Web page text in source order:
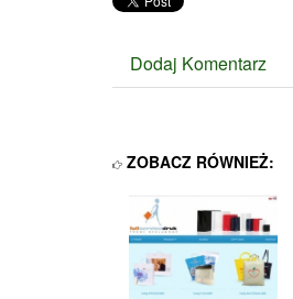
Dodaj Komentarz
ZOBACZ RÓWNIEŻ: